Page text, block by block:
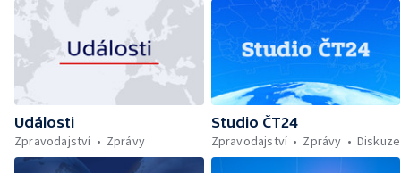
Události
Zpravodajství
Zprávy
Studio ČT24
Zpravodajství
Zprávy Diskuze